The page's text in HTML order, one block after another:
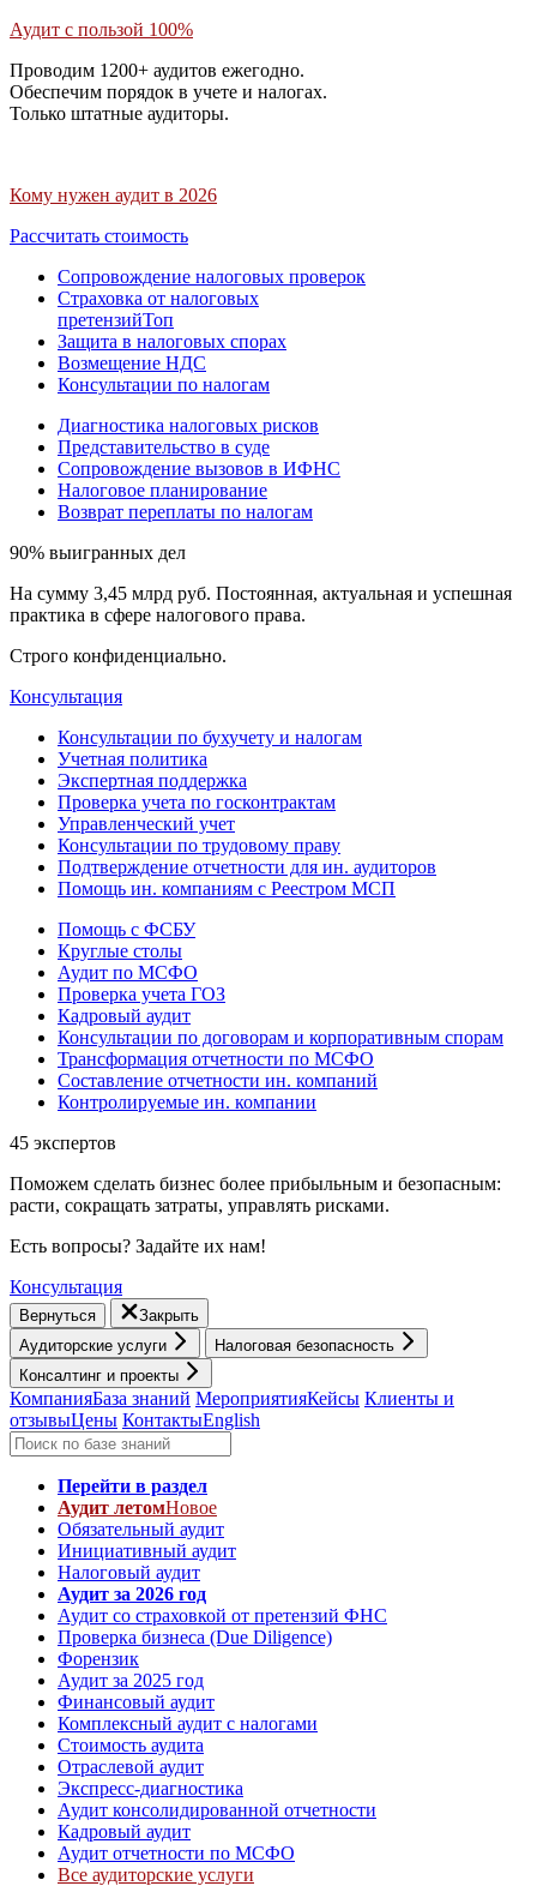
Аудит с пользой 100%
Проводим 1200+ аудитов ежегодно.
Обеспечим порядок в учете и налогах.
Только штатные аудиторы.
Кому нужен аудит в 2026
Рассчитать стоимость
Сопровождение налоговых проверок
Страховка от налоговых
претензийТоп
Защита в налоговых спорах
Возмещение НДС
Консультации по налогам
Диагностика налоговых рисков
Представительство в суде
Сопровождение вызовов в ИФНС
Налоговое планирование
Возврат переплаты по налогам
90% выигранных дел
На сумму 3,45 млрд руб. Постоянная, актуальная и успешная
практика в сфере налогового права.
Строго конфиденциально.
Консультация
Консультации по бухучету и налогам
Учетная политика
Экспертная поддержка
Проверка учета по госконтрактам
Управленческий учет
Консультации по трудовому праву
Подтверждение отчетности для ин. аудиторов
Помощь ин. компаниям с Реестром МСП
Помощь с ФСБУ
Круглые столы
Аудит по МСФО
Проверка учета ГОЗ
Кадровый аудит
Консультации по договорам и корпоративным спорам
Трансформация отчетности по МСФО
Составление отчетности ин. компаний
Контролируемые ин. компании
45 экспертов
Поможем сделать бизнес более прибыльным и безопасным:
расти, cокращать затраты, управлять рисками.
Есть вопросы? Задайте их нам!
Консультация
Вернуться
Закрыть
Аудиторские услуги
Налоговая безопасность
Консалтинг и проекты
КомпанияБаза знаний МероприятияКейсы Клиенты и
отзывыЦены КонтактыEnglish
Перейти в раздел
Аудит летомНовое
Обязательный аудит
Инициативный аудит
Налоговый аудит
Аудит за 2026 год
Аудит со страховкой от претензий ФНС
Проверка бизнеса (Due Diligence)
Форензик
Аудит за 2025 год
Финансовый аудит
Комплексный аудит с налогами
Стоимость аудита
Отраслевой аудит
Экспресс-диагностика
Аудит консолидированной отчетности
Кадровый аудит
Аудит отчетности по МСФО
Все аудиторские услуги